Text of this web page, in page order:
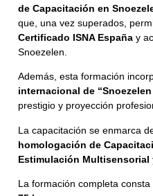
de Capacitación en
que, una vez superados,
Certificado ISNA España y
Snoezelen.
Además, esta formación
internacional de
prestigio y proyección
La capacitación se enmarca
homologación de
Estimulación Multisensorial
La formación completa consta